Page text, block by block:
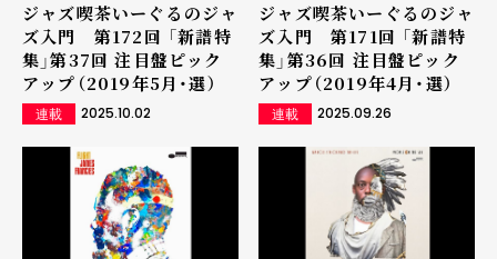
ジャズ喫茶いーぐるのジャ
ズ入門 第172回 「新譜特
集」第37回 注目盤ピック
アップ（2019年5月・選）
連載 2025.10.02
ジャズ喫茶いーぐるのジャ
ズ入門 第171回 「新譜特
集」第36回 注目盤ピック
アップ（2019年4月・選）
連載 2025.09.26